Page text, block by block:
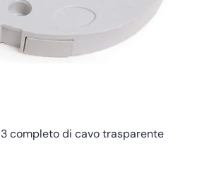
completo di cavo trasparente